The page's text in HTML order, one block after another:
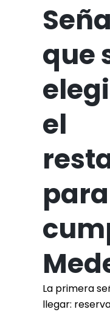
que
el
para
La primera
llegar: